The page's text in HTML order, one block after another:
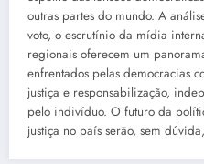
outras partes do mundo. A
voto, o escrutínio da mídia
regionais oferecem um
enfrentados pelas democracias
justiça e responsabilização,
pelo indivíduo. O futuro da
justiça no país serão, sem